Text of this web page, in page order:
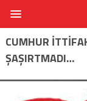
CUMHUR
ŞAŞIRTMADI…